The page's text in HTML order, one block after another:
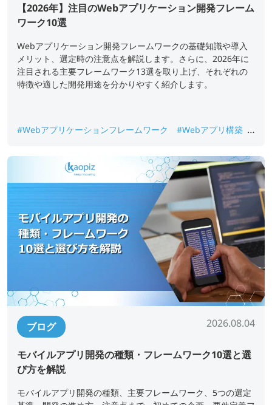
【2026年】注目のWebアプリケーション開発フレーム
ワーク10選
Webアプリケーション開発フレームワークの基礎知識や導入
メリット、選定時の注意点を解説します。さらに、2026年に
注目される主要フレームワーク13選を取り上げ、それぞれの
特徴や適した開発用途を分かりやすく紹介します。
#Webアプリケーションフレームワーク
#Webアプリ構築
ムワーク
ブログ 2026.08.04
モバイルアプリ開発の種類・フレームワーク10選と選
び方を解説
モバイルアプリ開発の種類、主要フレームワーク、5つの選定